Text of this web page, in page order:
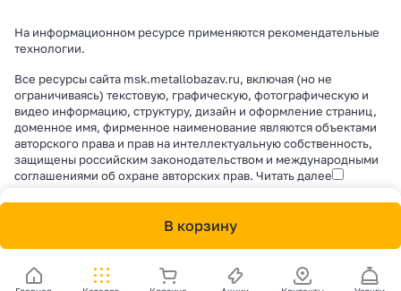
В корзину
На информационном ресурсе применяются рекомендательные
технологии.
Все ресурсы сайта msk.metallobazav.ru, включая (но не
ограничиваясь) текстовую, графическую, фотографическую и
видео информацию, структуру, дизайн и оформление страниц,
доменное имя, фирменное наименование являются объектами
авторского права и прав на интеллектуальную собственность,
защищены российским законодательством и международными
соглашениями об охране авторских прав. Читать далее